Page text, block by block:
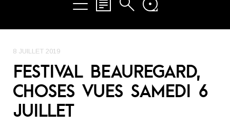
8 JUILLET 2019
FESTIVAL BEAUREGARD,
CHOSES VUES SAMEDI 6
JUILLET